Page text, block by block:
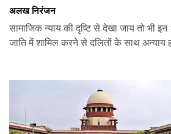
अलख निरंजन
सामाजिक न्याय की दृष्टि से देखा जाय तो भी
जाति में शामिल करने से दलितों के साथ अन्याय